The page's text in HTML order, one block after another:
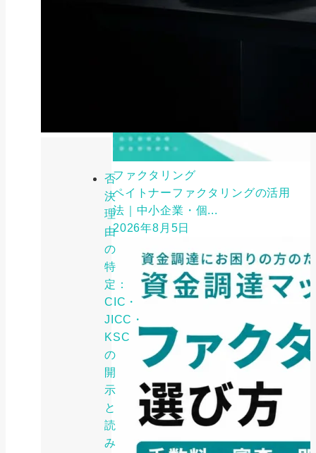
否
決
理
由
の
特
定：
CIC・
JICC・
KSC
の
開
示
と
読
み
ファクタリング
ペイトナーファクタリングの活用
法｜中小企業・個...
2026年8月5日